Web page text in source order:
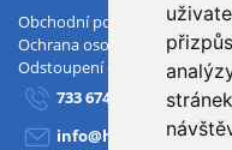
Obchodní podmínky
Ochrana osobních údajů
Odstoupení od smlouvy
733 674 293
info@hydapress.cz